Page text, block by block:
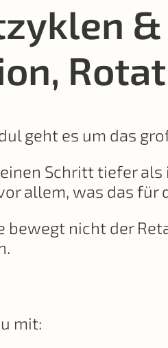
geht es um das
Schritt tiefer
allem, was das für
bewegt nicht der
mit: